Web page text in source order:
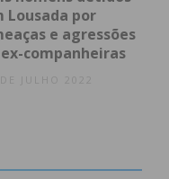
Lousada por
e agressões
companheiras